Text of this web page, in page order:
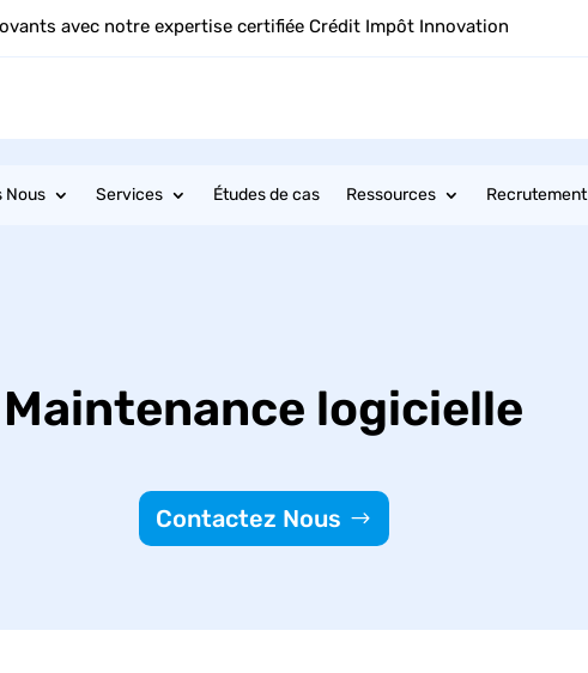
avec notre expertise certifiée Crédit Impôt Innovation
Nous Services Études de cas Ressources Recrutement
Maintenance logicielle
Contactez Nous